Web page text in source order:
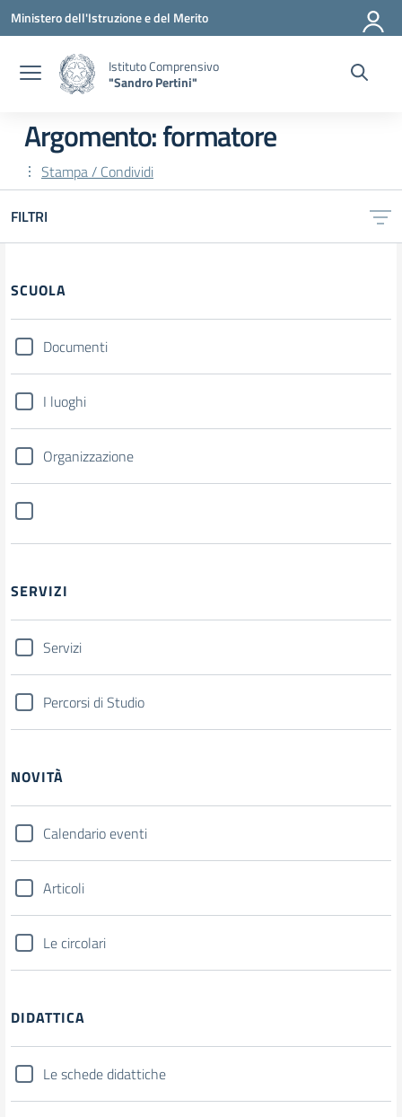
Vai ai contenuti
Vai al menu di navigazione
Vai al footer
Ministero dell'Istruzione e del Merito
Istituto Comprensivo
"Sandro Pertini"
Argomento: formatore
Stampa / Condividi
FILTRI
SCUOLA
Documenti
I luoghi
Organizzazione
SERVIZI
Servizi
Percorsi di Studio
NOVITÀ
Calendario eventi
Articoli
Le circolari
DIDATTICA
Le schede didattiche